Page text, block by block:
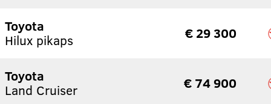
Toyota
Hilux pikaps
€ 29 300
Toyota
Land Cruiser
€ 74 900